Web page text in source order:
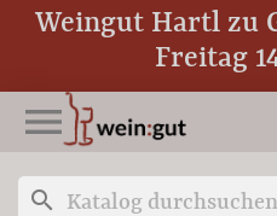
Weingut Hartl zu
Freitag

search